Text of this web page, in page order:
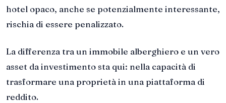
hotel opaco, anche se potenzialmente interessante,
rischia di essere penalizzato.
La differenza tra un immobile alberghiero e un vero
asset da investimento sta qui: nella capacità di
trasformare una proprietà in una piattaforma di
reddito.